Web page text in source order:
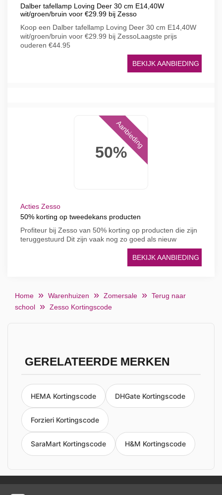
Dalber tafellamp Loving Deer 30 cm E14,40W
wit/groen/bruin voor €29.99 bij Zesso
Koop een Dalber tafellamp Loving Deer 30 cm E14,40W
wit/groen/bruin voor €29.99 bij ZessoLaagste prijs
ouderen €44.95
BEKIJK AANBIEDING
50%
Aanbieding
Acties Zesso
50% korting op tweedekans producten
Profiteur bij Zesso van 50% korting op producten die zijn
teruggestuurd Dit zijn vaak nog zo goed als nieuw
BEKIJK AANBIEDING
Home Warenhuizen Zomersale
Terug naar
school
Zesso Kortingscode
GERELATEERDE MERKEN
HEMA Kortingscode DHGate Kortingscode
Forzieri Kortingscode
SaraMart Kortingscode H&M Kortingscode